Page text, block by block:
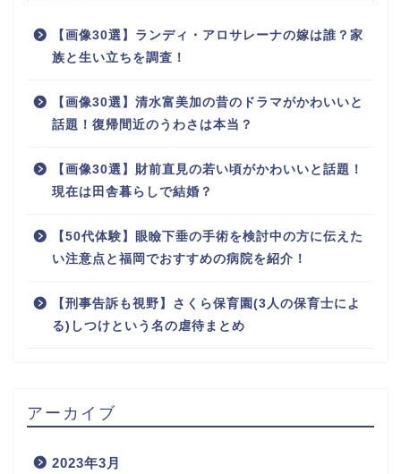
【画像30選】ランディ・アロサレーナの嫁は誰？家
族と生い立ちを調査！
【画像30選】清水富美加の昔のドラマがかわいいと
話題！復帰間近のうわさは本当？
【画像30選】財前直見の若い頃がかわいいと話題！
現在は田舎暮らしで結婚？
【50代体験】眼瞼下垂の手術を検討中の方に伝えた
い注意点と福岡でおすすめの病院を紹介！
【刑事告訴も視野】さくら保育園(3人の保育士によ
る)しつけという名の虐待まとめ
アーカイブ
2023年3月